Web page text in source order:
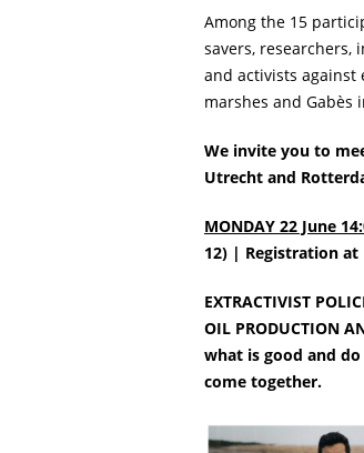
Among the 15
savers, researchers,
and activists
marshes and Gabès
We invite you to
Utrecht and
MONDAY 22 June
12) | Registration at
EXTRACTIVIST
OIL PRODUCTION
what is good and
come together.